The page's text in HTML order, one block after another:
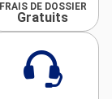
FRAIS DE DOSSIER
Gratuits